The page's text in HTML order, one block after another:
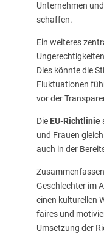
Unternehmen
schaffen.
Ein weiteres
Dies könnte die
Fluktuationen
vor der
Die EU-Richtlinie
und Frauen
auch in der
Geschlechter im
einen kulturellen
faires und
Umsetzung der